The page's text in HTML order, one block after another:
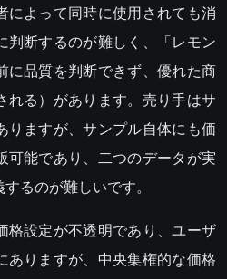
によって同時に使用されても消
判断するのが難しく、「レモン
に品質を判断できず、優れた商
れる）があります。売り手はサ
りますが、サンプル自体にも価
可能であり、二つのデータが実
るのが難しいです。
格設定が不透明であり、ユーザ
ありますが、中央集権的な価格